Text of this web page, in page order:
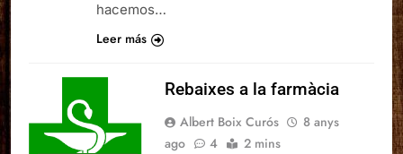
hacemos…
Leer más
Rebaixes a la farmàcia
Albert Boix Curós
8 anys
ago
4 2 mins